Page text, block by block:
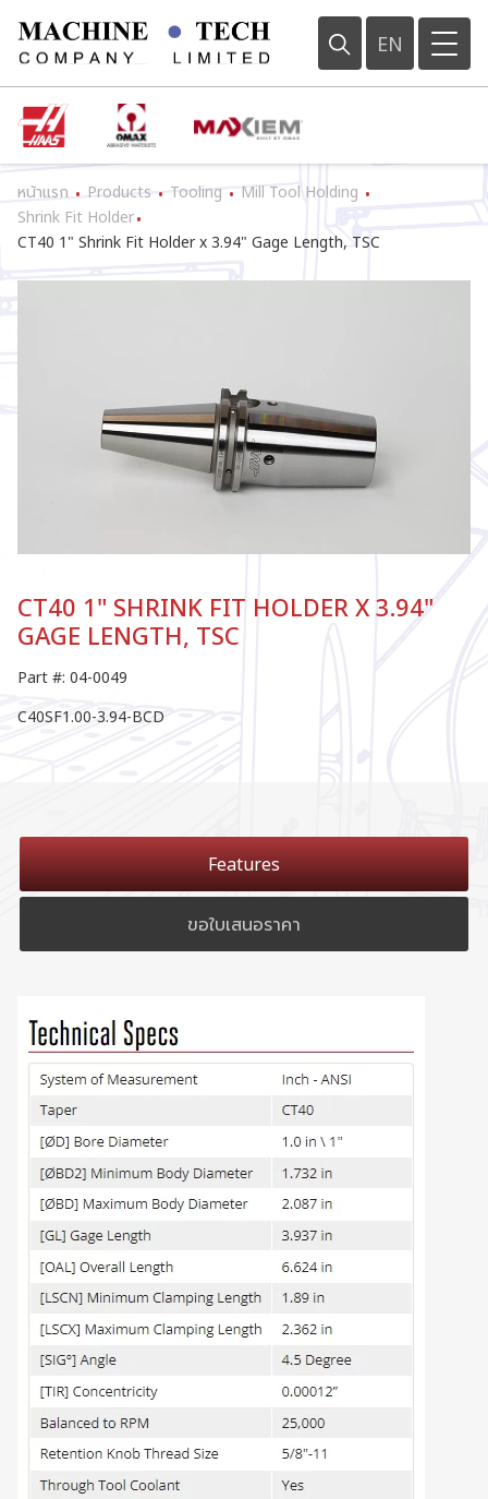
EN
หน้าแรก • Products • Tooling • Mill Tool Holding •
Shrink Fit Holder•
CT40 1" Shrink Fit Holder x 3.94" Gage Length, TSC
CT40 1" SHRINK FIT HOLDER X 3.94"
GAGE LENGTH, TSC
Part #: 04-0049
C40SF1.00-3.94-BCD
Features
ขอใบเสนอราคา